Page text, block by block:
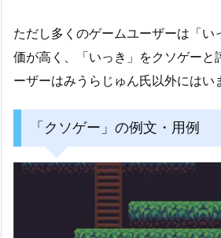
ただし多くのゲームユーザーは「い
価が高く、「いっき」をクソゲーと
ーザーはみうらじゅん氏以外にはい
「クソゲー」の例文・用例